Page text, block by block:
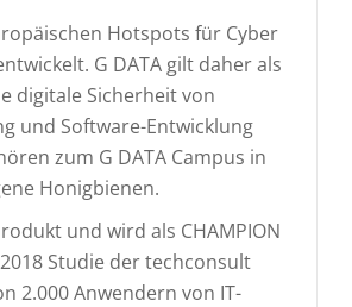
Hotspots für Cyber
G DATA gilt daher als
digitale Sicherheit von
und Software-Entwicklung
zum G DATA Campus in
Honigbienen.
und wird als CHAMPION
Studie der techconsult
2.000 Anwendern von IT-